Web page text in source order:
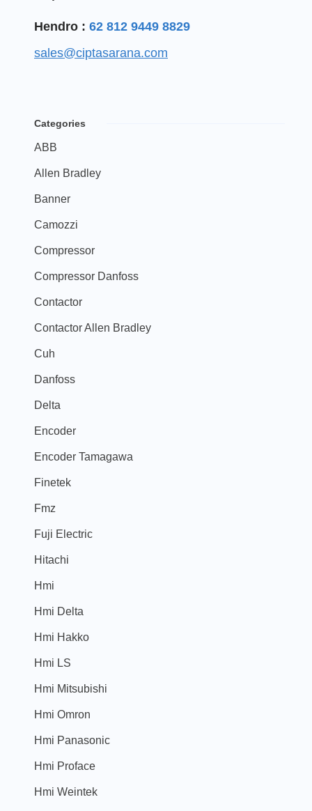
Hendro : 62 812 9449 8829
sales@ciptasarana.com
Categories
ABB
Allen Bradley
Banner
Camozzi
Compressor
Compressor Danfoss
Contactor
Contactor Allen Bradley
Cuh
Danfoss
Delta
Encoder
Encoder Tamagawa
Finetek
Fmz
Fuji Electric
Hitachi
Hmi
Hmi Delta
Hmi Hakko
Hmi LS
Hmi Mitsubishi
Hmi Omron
Hmi Panasonic
Hmi Proface
Hmi Weintek